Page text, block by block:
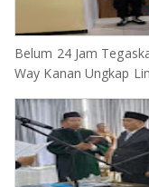
Belum 24 Jam
Way Kanan Ungkap